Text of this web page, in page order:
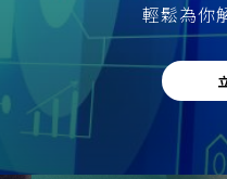
輕鬆為你